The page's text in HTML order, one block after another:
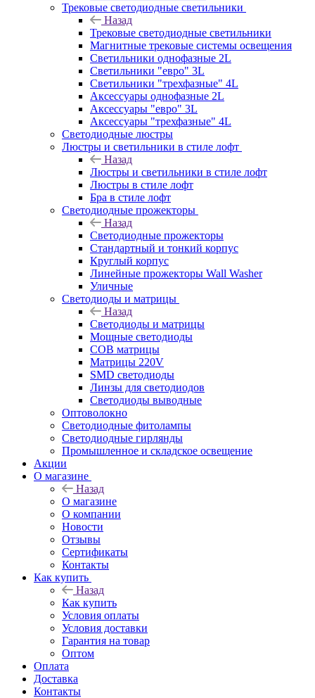
Трековые светодиодные светильники
Назад
Трековые светодиодные светильники
Магнитные трековые системы освещения
Светильники однофазные 2L
Светильники "евро" 3L
Светильники "трехфазные" 4L
Аксессуары однофазные 2L
Аксессуары "евро" 3L
Аксессуары "трехфазные" 4L
Светодиодные люстры
Люстры и светильники в стиле лофт
Назад
Люстры и светильники в стиле лофт
Люстры в стиле лофт
Бра в стиле лофт
Светодиодные прожекторы
Назад
Светодиодные прожекторы
Стандартный и тонкий корпус
Круглый корпус
Линейные прожекторы Wall Washer
Уличные
Светодиоды и матрицы
Назад
Светодиоды и матрицы
Мощные светодиоды
COB матрицы
Матрицы 220V
SMD светодиоды
Линзы для светодиодов
Светодиоды выводные
Оптоволокно
Светодиодные фитолампы
Светодиодные гирлянды
Промышленное и складское освещение
Акции
О магазине
Назад
О магазине
О компании
Новости
Отзывы
Сертификаты
Контакты
Как купить
Назад
Как купить
Условия оплаты
Условия доставки
Гарантия на товар
Оптом
Оплата
Доставка
Контакты